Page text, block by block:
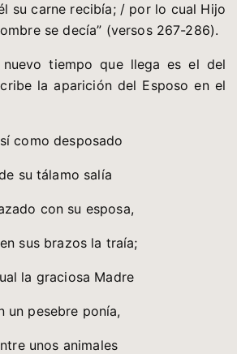
su carne recibía; / por lo cual Hijo
se decía” (versos 267-286).
nuevo tiempo que llega es el del
la aparición del Esposo en el
como desposado
su tálamo salía
con su esposa,
sus brazos la traía;
la graciosa Madre
un pesebre ponía,
unos animales